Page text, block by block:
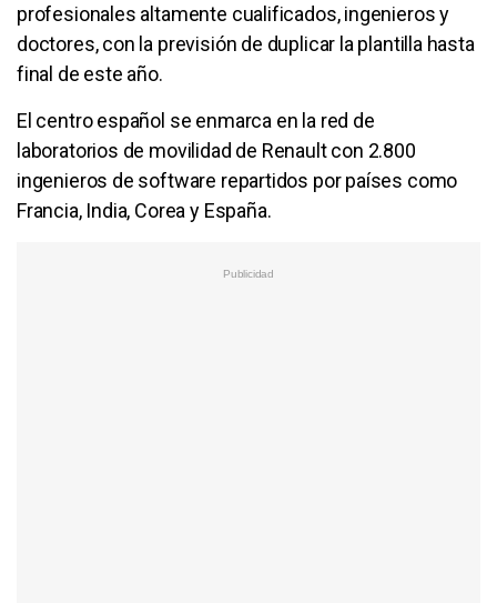
profesionales altamente cualificados, ingenieros y
doctores, con la previsión de duplicar la plantilla hasta
final de este año.
El centro español se enmarca en la red de
laboratorios de movilidad de Renault con 2.800
ingenieros de software repartidos por países como
Francia, India, Corea y España.